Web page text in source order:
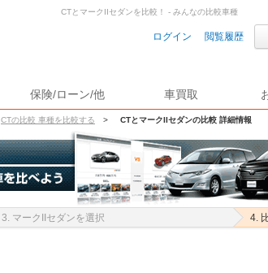
ログイン 閲覧履歴
保険/ローン/他 車買取
CTの比較 車種を比較する > CTとマークIIセダンの比較 詳細情報
CTとマークIIセダンを比較！ - みんなの比較車種
3. マークIIセダンを選択 4.